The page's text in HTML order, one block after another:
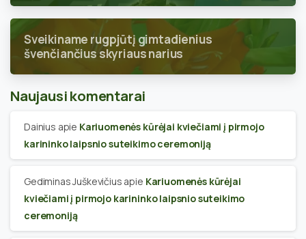
Sveikiname rugpjūtį gimtadienius
švenčiančius skyriaus narius
Naujausi komentarai
Dainius apie Kariuomenės kūrėjai kviečiami į pirmojo
karininko laipsnio suteikimo ceremoniją
Gediminas Juškevičius apie Kariuomenės kūrėjai
kviečiami į pirmojo karininko laipsnio suteikimo
ceremoniją